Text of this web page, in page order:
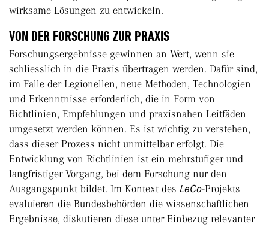
wirksame Lösungen zu entwickeln.
VON DER FORSCHUNG ZUR PRAXIS
Forschungsergebnisse gewinnen an Wert, wenn sie
schliesslich in die Praxis übertragen werden. Dafür sind,
im Falle der Legionellen, neue Methoden, Technologien
und Erkenntnisse erforderlich, die in Form von
Richtlinien, Empfehlungen und praxisnahen Leitfäden
umgesetzt werden können. Es ist wichtig zu verstehen,
dass dieser Prozess nicht unmittelbar erfolgt. Die
Entwicklung von Richtlinien ist ein mehrstufiger und
langfristiger Vorgang, bei dem Forschung nur den
Ausgangspunkt bildet. Im Kontext des LeCo-Projekts
evaluieren die Bundesbehörden die wissenschaftlichen
Ergebnisse, diskutieren diese unter Einbezug relevanter